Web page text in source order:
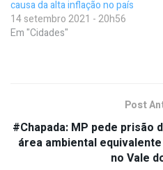
causa da alta inflação no país
14 setembro 2021 - 20h56
Em "Cidades"
Post
#Chapada: MP pede prisão
área ambiental
no Vale